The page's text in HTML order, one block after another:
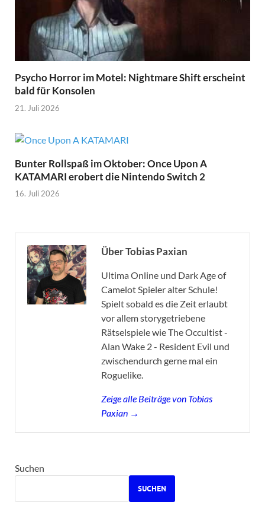
Psycho Horror im Motel: Nightmare Shift erscheint
bald für Konsolen
21. Juli 2026
Bunter Rollspaß im Oktober: Once Upon A
KATAMARI erobert die Nintendo Switch 2
16. Juli 2026
Über Tobias Paxian
Ultima Online und Dark Age of
Camelot Spieler alter Schule!
Spielt sobald es die Zeit erlaubt
vor allem storygetriebene
Rätselspiele wie The Occultist -
Alan Wake 2 - Resident Evil und
zwischendurch gerne mal ein
Roguelike.
Zeige alle Beiträge von Tobias
Paxian →
Suchen
SUCHEN